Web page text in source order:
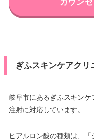
カウン
ぎふスキンケアクリ
岐阜市にあるぎふスキンケ
注射に対応しています。
ヒアルロン酸の種類は、「